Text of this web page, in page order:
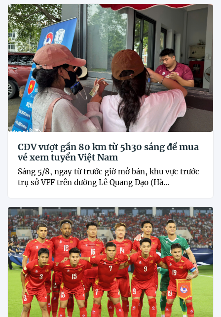
CĐV vượt gần 80 km từ 5h30 sáng để mua
vé xem tuyển Việt Nam
Sáng 5/8, ngay từ trước giờ mở bán, khu vực trước
trụ sở VFF trên đường Lê Quang Đạo (Hà...